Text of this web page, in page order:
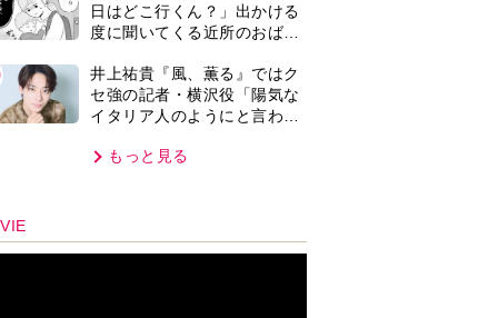
日はどこ行くん？」出かける
度に聞いてくる近所のおばさ
まり…【第1話】
井上祐貴『風、薫る』ではク
セ強の記者・横沢役「陽気な
イタリア人のようにと言われ
もっと見る